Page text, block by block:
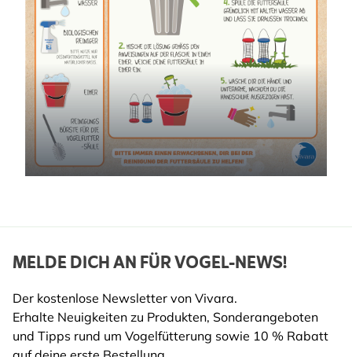
MELDE DICH AN FÜR VOGEL-NEWS!
Der kostenlose Newsletter von Vivara.
Erhalte Neuigkeiten zu Produkten, Sonderangeboten
und Tipps rund um Vogelfütterung sowie 10 % Rabatt